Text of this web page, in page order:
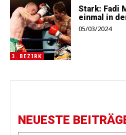
3. BEZIRK
Stark: Fadi
einmal in
05/03/2024
NEUESTE